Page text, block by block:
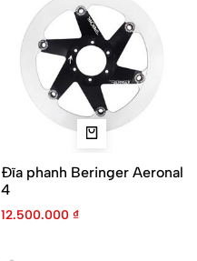
Đĩa phanh Beringer Aeronal
4
12.500.000 ₫